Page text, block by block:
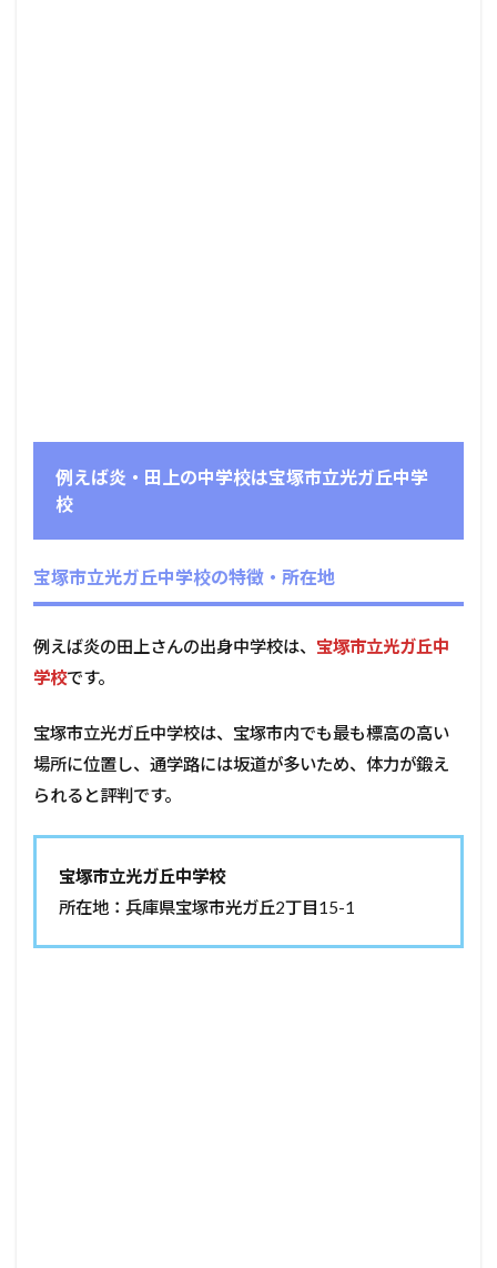
例えば炎・田上の中学校は宝塚市立光ガ丘中学
校
宝塚市立光ガ丘中学校の特徴・所在地
例えば炎の田上さんの出身中学校は、 宝塚市立光ガ丘中
学校です。
宝塚市立光ガ丘中学校は、宝塚市内でも最も標高の高い
場所に位置し、通学路には坂道が多いため、体力が鍛え
られると評判です。
宝塚市立光ガ丘中学校
所在地：兵庫県宝塚市光ガ丘2丁目15-1